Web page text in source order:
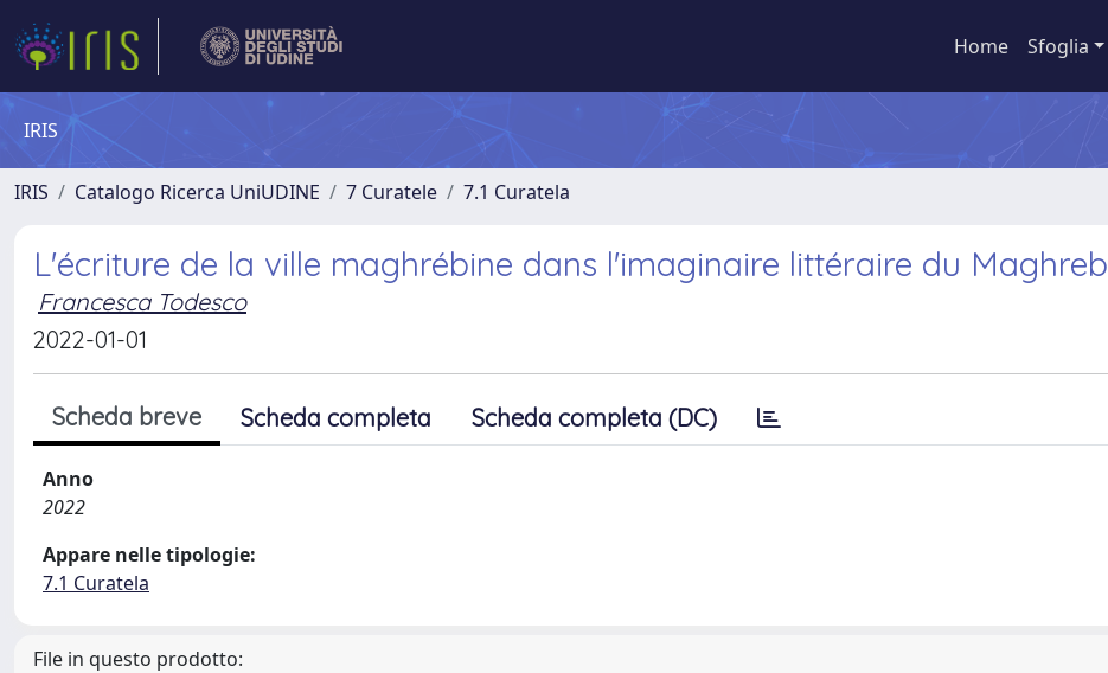
Home Sfoglia
IRIS
IRIS Catalogo Ricerca UniUDINE 7 Curatele 7.1 Curatela
L'écriture de la ville maghrébine dans l'imaginaire littéraire du Maghreb
Francesca Todesco
2022-01-01
Scheda breve Scheda completa Scheda completa (DC)
Anno
2022
Appare nelle tipologie:
7.1 Curatela
File in questo prodotto: